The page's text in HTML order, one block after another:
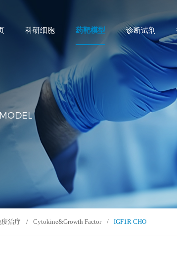
科研细胞 药靶模型 诊断试剂
疫治疗 / Cytokine&Growth Factor / IGF1R CHO